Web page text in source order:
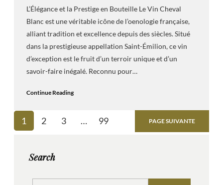
L’Élégance et la Prestige en Bouteille Le Vin Cheval
Blanc est une véritable icône de l’oenologie française,
alliant tradition et excellence depuis des siècles. Situé
dans la prestigieuse appellation Saint-Émilion, ce vin
d’exception est le fruit d’un terroir unique et d’un
savoir-faire inégalé. Reconnu pour…
Continue Reading
1 2 3 … 99 PAGE SUIVANTE
Search